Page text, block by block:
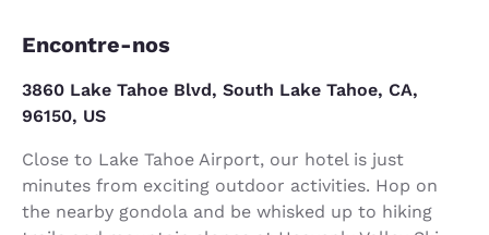
Encontre-nos
3860 Lake Tahoe Blvd, South Lake Tahoe, CA,
96150, US
Close to Lake Tahoe Airport, our hotel is just
minutes from exciting outdoor activities. Hop on
the nearby gondola and be whisked up to hiking